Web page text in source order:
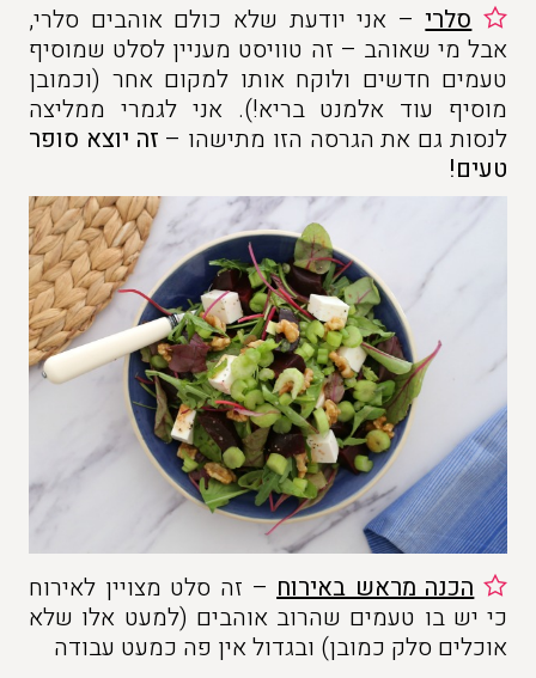
סלרי– אני יודעת שלא כולם אוהבים סלרי,
אבל מי שאוהב – זה טוויסט מעניין לסלט שמוסיף
טעמים חדשים ולוקח אותו למקום אחר (וכמובן
מוסיף עוד אלמנט בריא!). אני לגמרי ממליצה
לנסות גם את הגרסה הזו מתישהו – זה יוצא סופר
טעים!
הכנה מראש באירוח – זה סלט מצויין לאירוח
כי יש בו טעמים שהרוב אוהבים (למעט אלו שלא
אוכלים סלק כמובן) ובגדול אין פה כמעט עבודה